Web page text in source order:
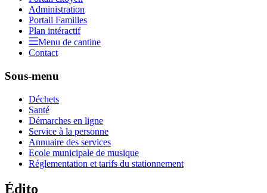
Administration
Portail Familles
Plan intéractif
Menu de cantine
Contact
Sous-menu
Déchets
Santé
Démarches en ligne
Service à la personne
Annuaire des services
Ecole municipale de musique
Réglementation et tarifs du stationnement
Édito